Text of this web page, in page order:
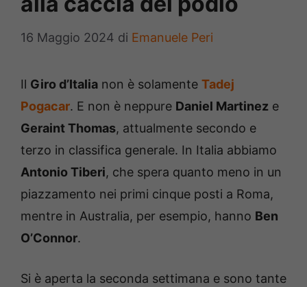
16 Maggio 2024 di Emanuele Peri
Il Giro d’Italia non è solamente Tadej
Pogacar. E non è neppure Daniel Martinez e
Geraint Thomas, attualmente secondo e
terzo in classifica generale. In Italia abbiamo
Antonio Tiberi, che spera quanto meno in un
piazzamento nei primi cinque posti a Roma,
mentre in Australia, per esempio, hanno Ben
O’Connor.
Si è aperta la seconda settimana e sono tante